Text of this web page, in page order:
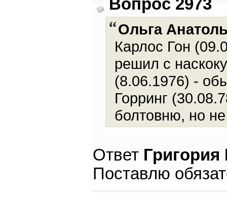
Вопрос 2973
Ольга
Карлос Гон
решил с
(8.06.1976) -
Горринг
болтовню, но
Ответ
Поставлю